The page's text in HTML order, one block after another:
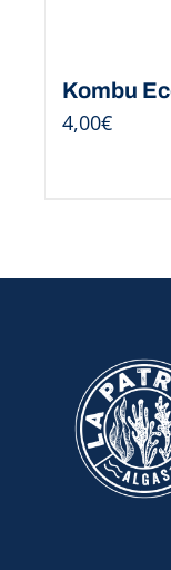
Kombu
4,00€